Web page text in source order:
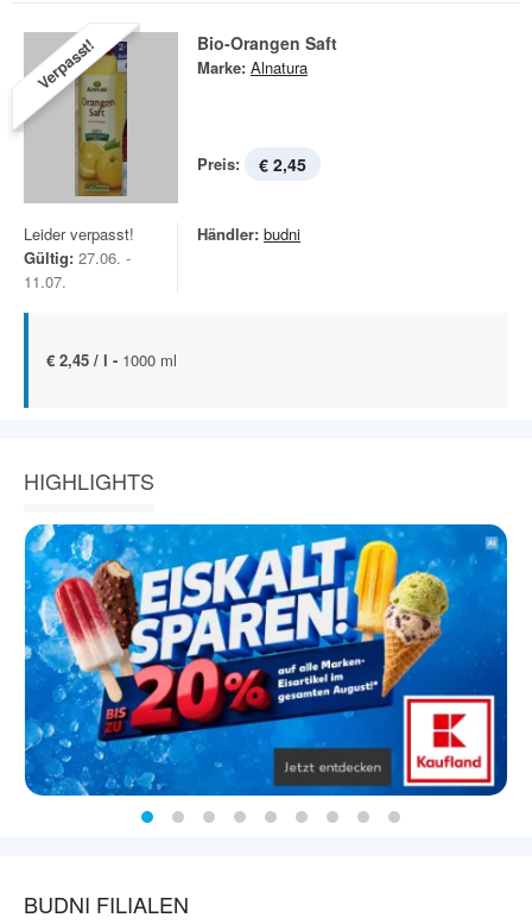
Verpasst! Bio-Orangen Saft
Marke: Alnatura
Preis: € 2,45
Leider verpasst!
Gültig: 27.06. -
11.07.
Händler: budni
€ 2,45 / l - 1000 ml
HIGHLIGHTS
BUDNI FILIALEN